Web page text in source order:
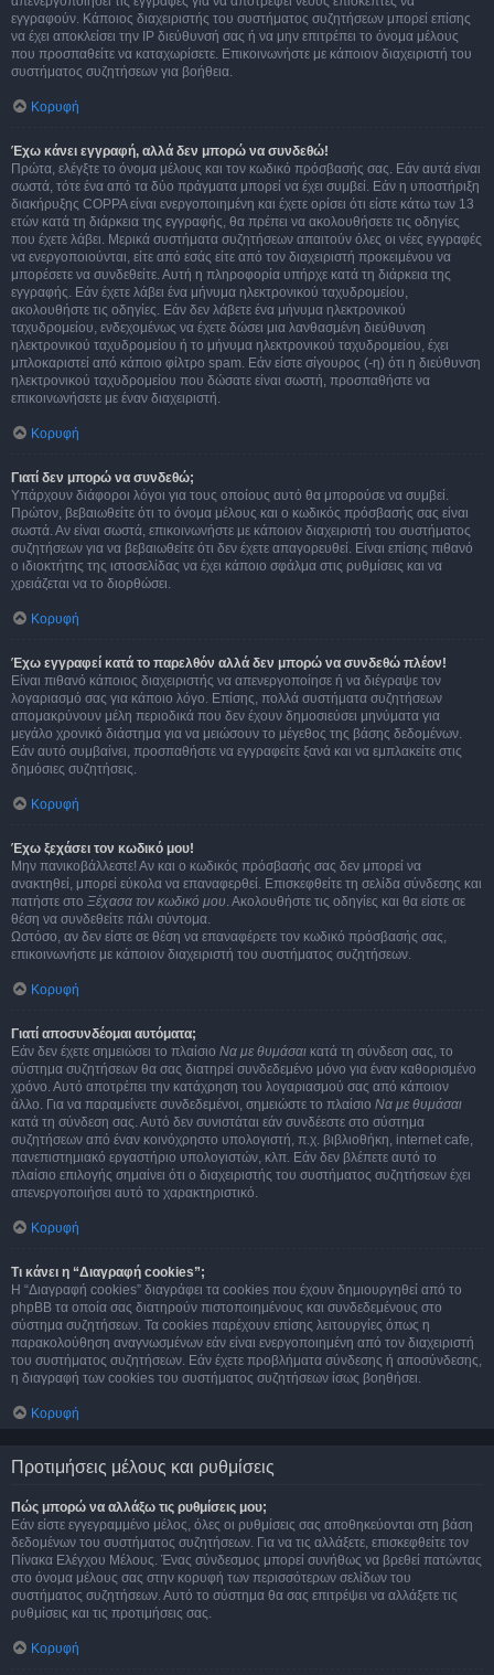
εγγραφούν. Κάποιος διαχειριστής του συστήματος συζητήσεων μπορεί επίσης
να έχει αποκλείσει την IP διεύθυνσή σας ή να μην επιτρέπει το όνομα μέλους
που προσπαθείτε να καταχωρίσετε. Επικοινωνήστε με κάποιον διαχειριστή του
συστήματος συζητήσεων για βοήθεια.
Κορυφή
Έχω κάνει εγγραφή, αλλά δεν μπορώ να συνδεθώ!
Πρώτα, ελέγξτε το όνομα μέλους και τον κωδικό πρόσβασής σας. Εάν αυτά είναι
σωστά, τότε ένα από τα δύο πράγματα μπορεί να έχει συμβεί. Εάν η υποστήριξη
διακήρυξης COPPA είναι ενεργοποιημένη και έχετε ορίσει ότι είστε κάτω των 13
ετών κατά τη διάρκεια της εγγραφής, θα πρέπει να ακολουθήσετε τις οδηγίες
που έχετε λάβει. Μερικά συστήματα συζητήσεων απαιτούν όλες οι νέες εγγραφές
να ενεργοποιούνται, είτε από εσάς είτε από τον διαχειριστή προκειμένου να
μπορέσετε να συνδεθείτε. Αυτή η πληροφορία υπήρχε κατά τη διάρκεια της
εγγραφής. Εάν έχετε λάβει ένα μήνυμα ηλεκτρονικού ταχυδρομείου,
ακολουθήστε τις οδηγίες. Εάν δεν λάβετε ένα μήνυμα ηλεκτρονικού
ταχυδρομείου, ενδεχομένως να έχετε δώσει μια λανθασμένη διεύθυνση
ηλεκτρονικού ταχυδρομείου ή το μήνυμα ηλεκτρονικού ταχυδρομείου, έχει
μπλοκαριστεί από κάποιο φίλτρο spam. Εάν είστε σίγουρος (-η) ότι η διεύθυνση
ηλεκτρονικού ταχυδρομείου που δώσατε είναι σωστή, προσπαθήστε να
επικοινωνήσετε με έναν διαχειριστή.
Κορυφή
Γιατί δεν μπορώ να συνδεθώ;
Υπάρχουν διάφοροι λόγοι για τους οποίους αυτό θα μπορούσε να συμβεί.
Πρώτον, βεβαιωθείτε ότι το όνομα μέλους και ο κωδικός πρόσβασής σας είναι
σωστά. Αν είναι σωστά, επικοινωνήστε με κάποιον διαχειριστή του συστήματος
συζητήσεων για να βεβαιωθείτε ότι δεν έχετε απαγορευθεί. Είναι επίσης πιθανό
ο ιδιοκτήτης της ιστοσελίδας να έχει κάποιο σφάλμα στις ρυθμίσεις και να
χρειάζεται να το διορθώσει.
Κορυφή
Έχω εγγραφεί κατά το παρελθόν αλλά δεν μπορώ να συνδεθώ πλέον!
Είναι πιθανό κάποιος διαχειριστής να απενεργοποίησε ή να διέγραψε τον
λογαριασμό σας για κάποιο λόγο. Επίσης, πολλά συστήματα συζητήσεων
απομακρύνουν μέλη περιοδικά που δεν έχουν δημοσιεύσει μηνύματα για
μεγάλο χρονικό διάστημα για να μειώσουν το μέγεθος της βάσης δεδομένων.
Εάν αυτό συμβαίνει, προσπαθήστε να εγγραφείτε ξανά και να εμπλακείτε στις
δημόσιες συζητήσεις.
Κορυφή
Έχω ξεχάσει τον κωδικό μου!
Μην πανικοβάλλεστε! Αν και ο κωδικός πρόσβασής σας δεν μπορεί να
ανακτηθεί, μπορεί εύκολα να επαναφερθεί. Επισκεφθείτε τη σελίδα σύνδεσης και
πατήστε στο Ξέχασα τον κωδικό μου. Ακολουθήστε τις οδηγίες και θα είστε σε
θέση να συνδεθείτε πάλι σύντομα.
Ωστόσο, αν δεν είστε σε θέση να επαναφέρετε τον κωδικό πρόσβασής σας,
επικοινωνήστε με κάποιον διαχειριστή του συστήματος συζητήσεων.
Κορυφή
Γιατί αποσυνδέομαι αυτόματα;
Εάν δεν έχετε σημειώσει το πλαίσιο Να με θυμάσαι κατά τη σύνδεση σας, το
σύστημα συζητήσεων θα σας διατηρεί συνδεδεμένο μόνο για έναν καθορισμένο
χρόνο. Αυτό αποτρέπει την κατάχρηση του λογαριασμού σας από κάποιον
άλλο. Για να παραμείνετε συνδεδεμένοι, σημειώστε το πλαίσιο Να με θυμάσαι
κατά τη σύνδεση σας. Αυτό δεν συνιστάται εάν συνδέεστε στο σύστημα
συζητήσεων από έναν κοινόχρηστο υπολογιστή, π.χ. βιβλιοθήκη, internet cafe,
πανεπιστημιακό εργαστήριο υπολογιστών, κλπ. Εάν δεν βλέπετε αυτό το
πλαίσιο επιλογής σημαίνει ότι ο διαχειριστής του συστήματος συζητήσεων έχει
απενεργοποιήσει αυτό το χαρακτηριστικό.
Κορυφή
Τι κάνει η “Διαγραφή cookies”;
Η “Διαγραφή cookies” διαγράφει τα cookies που έχουν δημιουργηθεί από το
phpBB τα οποία σας διατηρούν πιστοποιημένους και συνδεδεμένους στο
σύστημα συζητήσεων. Τα cookies παρέχουν επίσης λειτουργίες όπως η
παρακολούθηση αναγνωσμένων εάν είναι ενεργοποιημένη από τον διαχειριστή
του συστήματος συζητήσεων. Εάν έχετε προβλήματα σύνδεσης ή αποσύνδεσης,
η διαγραφή των cookies του συστήματος συζητήσεων ίσως βοηθήσει.
Κορυφή
Προτιμήσεις μέλους και ρυθμίσεις
Πώς μπορώ να αλλάξω τις ρυθμίσεις μου;
Εάν είστε εγγεγραμμένο μέλος, όλες οι ρυθμίσεις σας αποθηκεύονται στη βάση
δεδομένων του συστήματος συζητήσεων. Για να τις αλλάξετε, επισκεφθείτε τον
Πίνακα Ελέγχου Μέλους. Ένας σύνδεσμος μπορεί συνήθως να βρεθεί πατώντας
στο όνομα μέλους σας στην κορυφή των περισσότερων σελίδων του
συστήματος συζητήσεων. Αυτό το σύστημα θα σας επιτρέψει να αλλάξετε τις
ρυθμίσεις και τις προτιμήσεις σας.
Κορυφή